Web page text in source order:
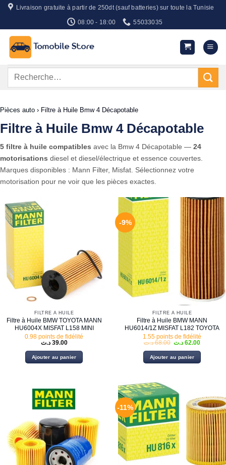
Passer
contenu
Livraison gratuite à partir de 250dt (sauf batteries) sur toute la Tunisie
08:00 - 18:00 55033035
Recherche
Pièces auto › Filtre à Huile Bmw 4 Décapotable
Filtre à Huile Bmw 4 Décapotable
5 filtre à huile compatibles avec la Bmw 4 Décapotable — 24
motorisations diesel et diesel/électrique et essence couvertes.
Marques disponibles : Mann Filter, Misfat. Sélectionnez votre
motorisation pour ne voir que les pièces exactes.
FILTRE À HUILE
Filtre à Huile BMW TOYOTA MANN
HU6004X MISFAT L158 MINI
0.98 points de fidélité
39.00 د.ت
Ajouter au panier
-9%
FILTRE À HUILE
Filtre à Huile BMW MANN
HU6014/1Z MISFAT L182 TOYOTA
1.55 points de fidélité
68.00 د.ت
Le
initial
était :
62.00 د.ت
Le
actuel
est :
Ajouter au panier
-11%